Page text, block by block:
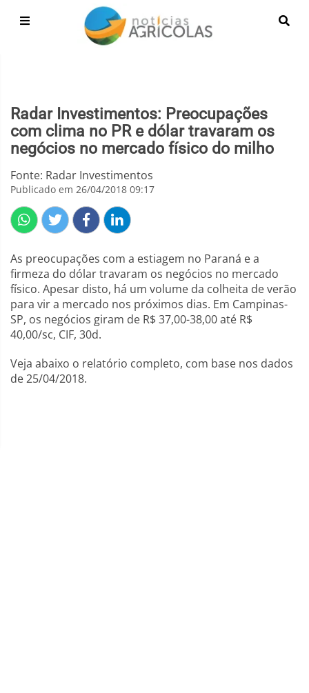
Radar Investimentos: Preocupações
com clima no PR e dólar travaram os
negócios no mercado físico do milho
Fonte: Radar Investimentos
Publicado em 26/04/2018 09:17
As preocupações com a estiagem no Paraná e a
firmeza do dólar travaram os negócios no mercado
físico. Apesar disto, há um volume da colheita de verão
para vir a mercado nos próximos dias. Em Campinas-
SP, os negócios giram de R$ 37,00-38,00 até R$
40,00/sc, CIF, 30d.
Veja abaixo o relatório completo, com base nos dados
de 25/04/2018.